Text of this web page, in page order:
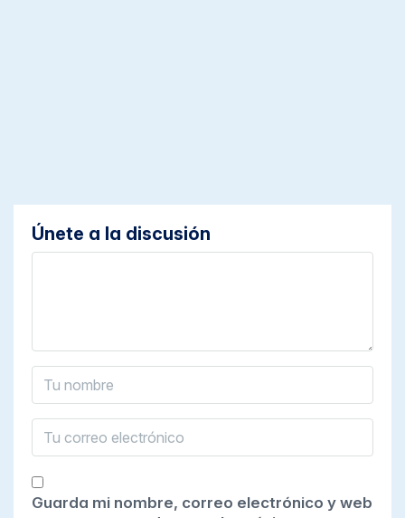
Únete a la discusión
Guarda mi nombre, correo electrónico y web